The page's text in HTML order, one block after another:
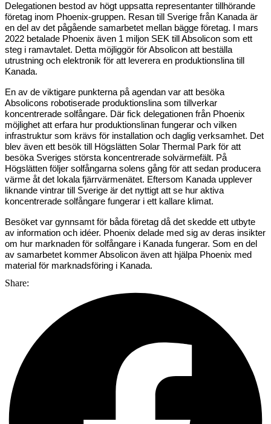
Delegationen bestod av högt uppsatta representanter tillhörande
företag inom Phoenix-gruppen. Resan till Sverige från Kanada är
en del av det pågående samarbetet mellan bägge företag. I mars
2022 betalade Phoenix även 1 miljon SEK till Absolicon som ett
steg i ramavtalet. Detta möjliggör för Absolicon att beställa
utrustning och elektronik för att leverera en produktionslina till
Kanada.
En av de viktigare punkterna på agendan var att besöka
Absolicons robotiserade produktionslina som tillverkar
koncentrerade solfångare. Där fick delegationen från Phoenix
möjlighet att erfara hur produktionslinan fungerar och vilken
infrastruktur som krävs för installation och daglig verksamhet. Det
blev även ett besök till Högslätten Solar Thermal Park för att
besöka Sveriges största koncentrerade solvärmefält. På
Högslätten följer solfångarna solens gång för att sedan producera
värme åt det lokala fjärrvärmenätet. Eftersom Kanada upplever
liknande vintrar till Sverige är det nyttigt att se hur aktiva
koncentrerade solfångare fungerar i ett kallare klimat.
Besöket var gynnsamt för båda företag då det skedde ett utbyte
av information och idéer. Phoenix delade med sig av deras insikter
om hur marknaden för solfångare i Kanada fungerar. Som en del
av samarbetet kommer Absolicon även att hjälpa Phoenix med
material för marknadsföring i Kanada.
Share: